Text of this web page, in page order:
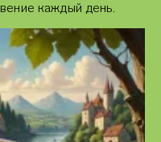
каждый день.